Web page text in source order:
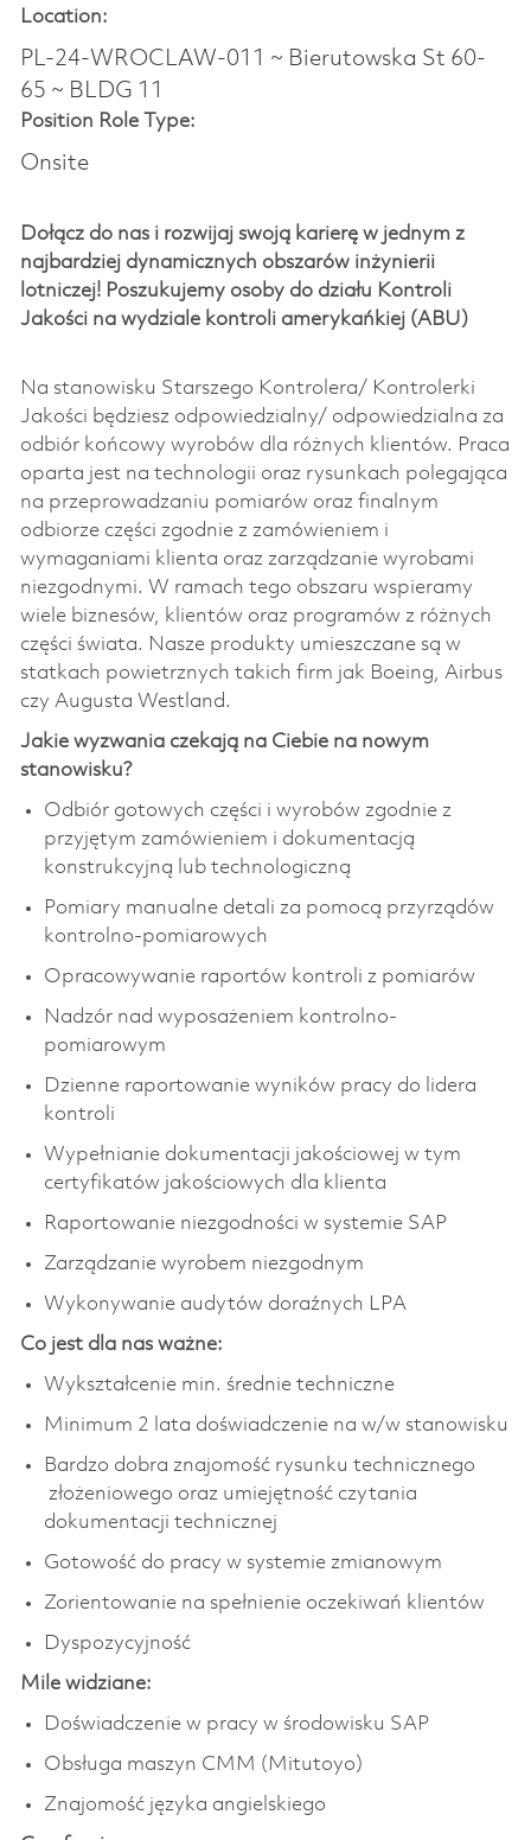
Location:
PL-24-WROCLAW-011 ~ Bierutowska St 60-
65 ~ BLDG 11
Position Role Type:
Onsite
Dołącz do nas i rozwijaj swoją karierę w jednym z
najbardziej dynamicznych obszarów inżynierii
lotniczej! Poszukujemy osoby do działu Kontroli
Jakości na wydziale kontroli amerykańkiej (ABU)
Na stanowisku Starszego Kontrolera/ Kontrolerki
Jakości będziesz odpowiedzialny/ odpowiedzialna za
odbiór końcowy wyrobów dla różnych klientów. Praca
oparta jest na technologii oraz rysunkach polegająca
na przeprowadzaniu pomiarów oraz finalnym
odbiorze części zgodnie z zamówieniem i
wymaganiami klienta oraz zarządzanie wyrobami
niezgodnymi. W ramach tego obszaru wspieramy
wiele biznesów, klientów oraz programów z różnych
części świata. Nasze produkty umieszczane są w
statkach powietrznych takich firm jak Boeing, Airbus
czy Augusta Westland.
Jakie wyzwania czekają na Ciebie na nowym
stanowisku?
Odbiór gotowych części i wyrobów zgodnie z
przyjętym zamówieniem i dokumentacją
konstrukcyjną lub technologiczną
Pomiary manualne detali za pomocą przyrządów
kontrolno-pomiarowych
Opracowywanie raportów kontroli z pomiarów
Nadzór nad wyposażeniem kontrolno-
pomiarowym
Dzienne raportowanie wyników pracy do lidera
kontroli
Wypełnianie dokumentacji jakościowej w tym
certyfikatów jakościowych dla klienta
Raportowanie niezgodności w systemie SAP
Zarządzanie wyrobem niezgodnym
Wykonywanie audytów doraźnych LPA
Co jest dla nas ważne:
Wykształcenie min. średnie techniczne
Minimum 2 lata doświadczenie na w/w stanowisku
Bardzo dobra znajomość rysunku technicznego
złożeniowego oraz umiejętność czytania
dokumentacji technicznej
Gotowość do pracy w systemie zmianowym
Zorientowanie na spełnienie oczekiwań klientów
Dyspozycyjność
Mile widziane:
Doświadczenie w pracy w środowisku SAP
Obsługa maszyn CMM (Mitutoyo)
Znajomość języka angielskiego